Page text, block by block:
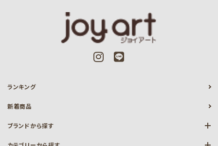
ランキング
新着商品
ブランドから探す